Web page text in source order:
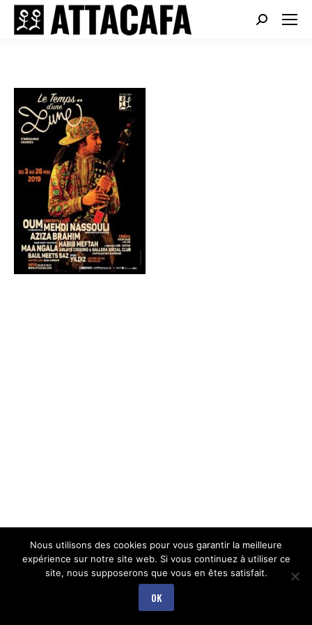
Search:
Nous utilisons des cookies pour vous garantir la meilleure
expérience sur notre site web. Si vous continuez à utiliser ce
site, nous supposerons que vous en êtes satisfait.
OK